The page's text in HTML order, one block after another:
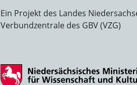
Ein Projekt des Landes
Verbundzentrale des GBV (VZG)